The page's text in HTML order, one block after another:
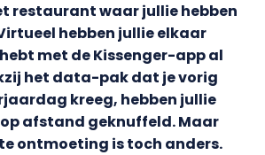
restaurant waar jullie hebben
hebben jullie elkaar
met de Kissenger-app al
het data-pak dat je vorig
kreeg, hebben jullie
afstand geknuffeld. Maar
ontmoeting is toch anders.